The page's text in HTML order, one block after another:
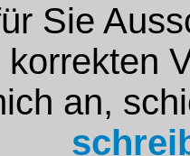
Sie
korrekten
an,